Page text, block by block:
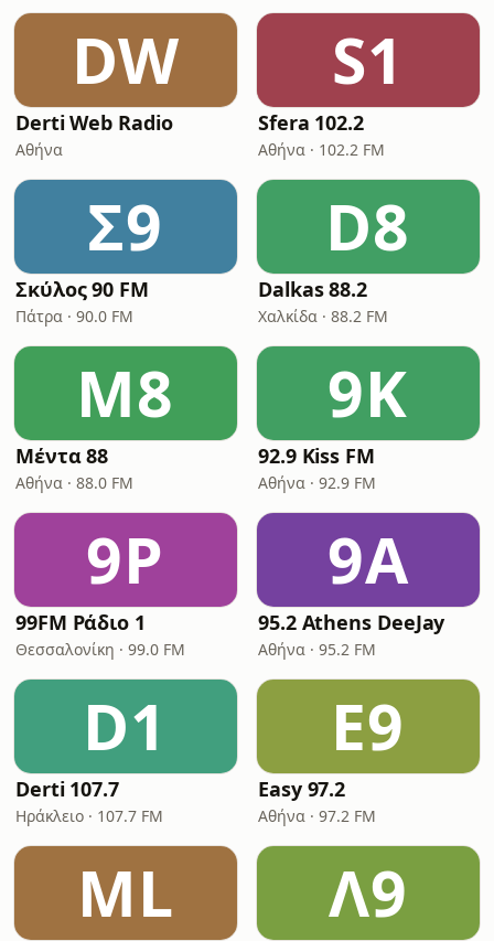
DW
Derti Web Radio
Αθήνα
S1
Sfera 102.2
Αθήνα · 102.2 FM
Σ9
Σκύλος 90 FM
Πάτρα · 90.0 FM
D8
Dalkas 88.2
Χαλκίδα · 88.2 FM
Μ8
Μέντα 88
Αθήνα · 88.0 FM
9K
92.9 Kiss FM
Αθήνα · 92.9 FM
9Ρ
99FM Ράδιο 1
Θεσσαλονίκη · 99.0 FM
9A
95.2 Athens DeeJay
Αθήνα · 95.2 FM
D1
Derti 107.7
Ηράκλειο · 107.7 FM
E9
Easy 97.2
Αθήνα · 97.2 FM
ML Λ9